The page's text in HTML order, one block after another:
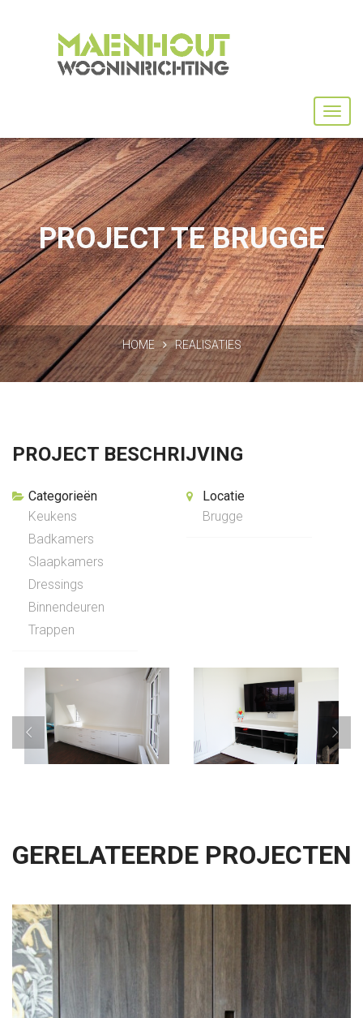
PROJECT TE BRUGGE
HOME REALISATIES
PROJECT BESCHRIJVING
Categorieën
Keukens
Badkamers
Slaapkamers
Dressings
Binnendeuren
Trappen
Locatie
Brugge
GERELATEERDE PROJECTEN